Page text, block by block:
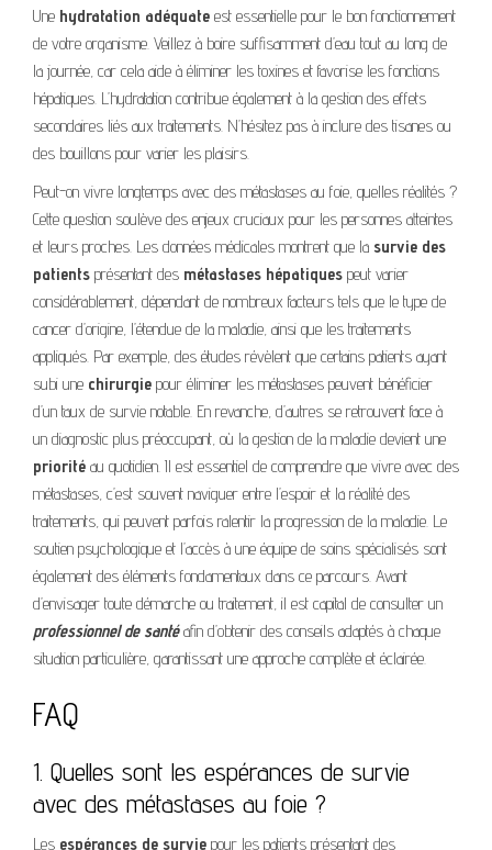
Une hydratation adéquate est essentielle pour le bon fonctionnement
de votre organisme. Veillez à boire suffisamment d’eau tout au long de
la journée, car cela aide à éliminer les toxines et favorise les fonctions
hépatiques. L’hydratation contribue également à la gestion des effets
secondaires liés aux traitements. N’hésitez pas à inclure des tisanes ou
des bouillons pour varier les plaisirs.
Peut-on vivre longtemps avec des métastases au foie, quelles réalités ?
Cette question soulève des enjeux cruciaux pour les personnes atteintes
et leurs proches. Les données médicales montrent que la survie des
patients présentant des métastases hépatiques peut varier
considérablement, dépendant de nombreux facteurs tels que le type de
cancer d’origine, l’étendue de la maladie, ainsi que les traitements
appliqués. Par exemple, des études révèlent que certains patients ayant
subi une chirurgie pour éliminer les métastases peuvent bénéficier
d’un taux de survie notable. En revanche, d’autres se retrouvent face à
un diagnostic plus préoccupant, où la gestion de la maladie devient une
priorité au quotidien. Il est essentiel de comprendre que vivre avec des
métastases, c’est souvent naviguer entre l’espoir et la réalité des
traitements, qui peuvent parfois ralentir la progression de la maladie. Le
soutien psychologique et l’accès à une équipe de soins spécialisés sont
également des éléments fondamentaux dans ce parcours. Avant
d’envisager toute démarche ou traitement, il est capital de consulter un
professionnel de santéafin d’obtenir des conseils adaptés à chaque
situation particulière, garantissant une approche complète et éclairée.
FAQ
1. Quelles sont les espérances de survie
avec des métastases au foie ?
Les espérances de survie pour les patients présentant des